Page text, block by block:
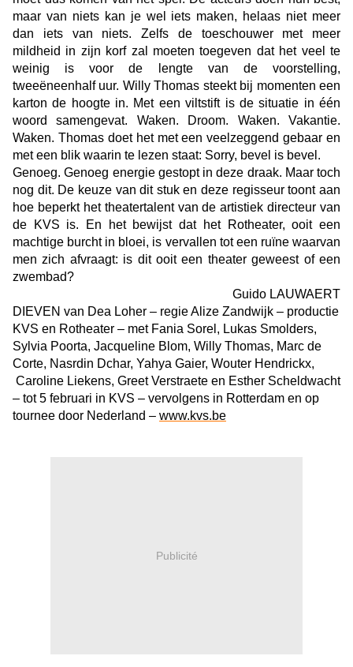
maar van niets kan je wel iets maken, helaas niet meer
dan iets van niets. Zelfs de toeschouwer met meer
mildheid in zijn korf zal moeten toegeven dat het veel te
weinig is voor de lengte van de voorstelling,
tweeëneenhalf uur. Willy Thomas steekt bij momenten een
karton de hoogte in. Met een viltstift is de situatie in één
woord samengevat. Waken. Droom. Waken. Vakantie.
Waken. Thomas doet het met een veelzeggend gebaar en
met een blik waarin te lezen staat: Sorry, bevel is bevel.
Genoeg. Genoeg energie gestopt in deze draak. Maar toch
nog dit. De keuze van dit stuk en deze regisseur toont aan
hoe beperkt het theatertalent van de artistiek directeur van
de KVS is. En het bewijst dat het Rotheater, ooit een
machtige burcht in bloei, is vervallen tot een ruïne waarvan
men zich afvraagt: is dit ooit een theater geweest of een
zwembad?
Guido LAUWAERT
DIEVEN van Dea Loher – regie Alize Zandwijk – productie
KVS en Rotheater – met Fania Sorel, Lukas Smolders,
Sylvia Poorta, Jacqueline Blom, Willy Thomas, Marc de
Corte, Nasrdin Dchar, Yahya Gaier, Wouter Hendrickx,
Caroline Liekens, Greet Verstraete en Esther Scheldwacht
– tot 5 februari in KVS – vervolgens in Rotterdam en op
tournee door Nederland – www.kvs.be
Publicité